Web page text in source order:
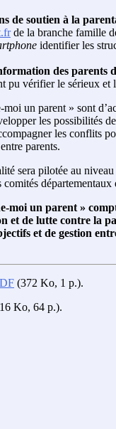
de soutien à la
de la branche famille
identifier les
des parents
pu vérifier le sérieux et
un parent » sont
les possibilités
les conflits
parents.
sera pilotée au
moi un parent »
et de lutte contre la
et de gestion
(372 Ko, 1 p.).
Ko, 64 p.).